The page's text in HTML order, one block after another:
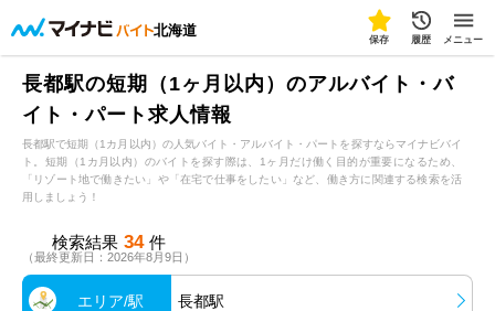
北海道
保存 履歴 メニュー
長都駅の短期（1ヶ月以内）のアルバイト・バ
イト・パート求人情報
長都駅で短期（1カ月以内）の人気バイト・アルバイト・パートを探すならマイナビバイ
ト。短期（1カ月以内）のバイトを探す際は、1ヶ月だけ働く目的が重要になるため、
「リゾート地で働きたい」や「在宅で仕事をしたい」など、働き方に関連する検索を活
用しましょう！
検索結果 34 件
（最終更新日：2026年8月9日）
エリア/駅 長都駅